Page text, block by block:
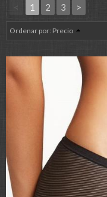
1 2 3 >
Ordenar por: Precio